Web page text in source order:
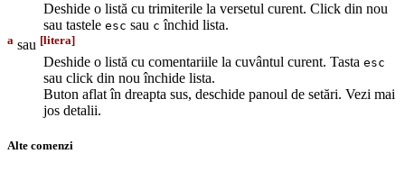
Deshide o listă cu trimiterile la versetul curent. Click din nou
sau tastele esc sau c închid lista.
a sau [litera]
Deshide o listă cu comentariile la cuvântul curent. Tasta esc
sau click din nou închide lista.
Buton aflat în dreapta sus, deschide panoul de setări. Vezi mai
jos detalii.
Alte comenzi